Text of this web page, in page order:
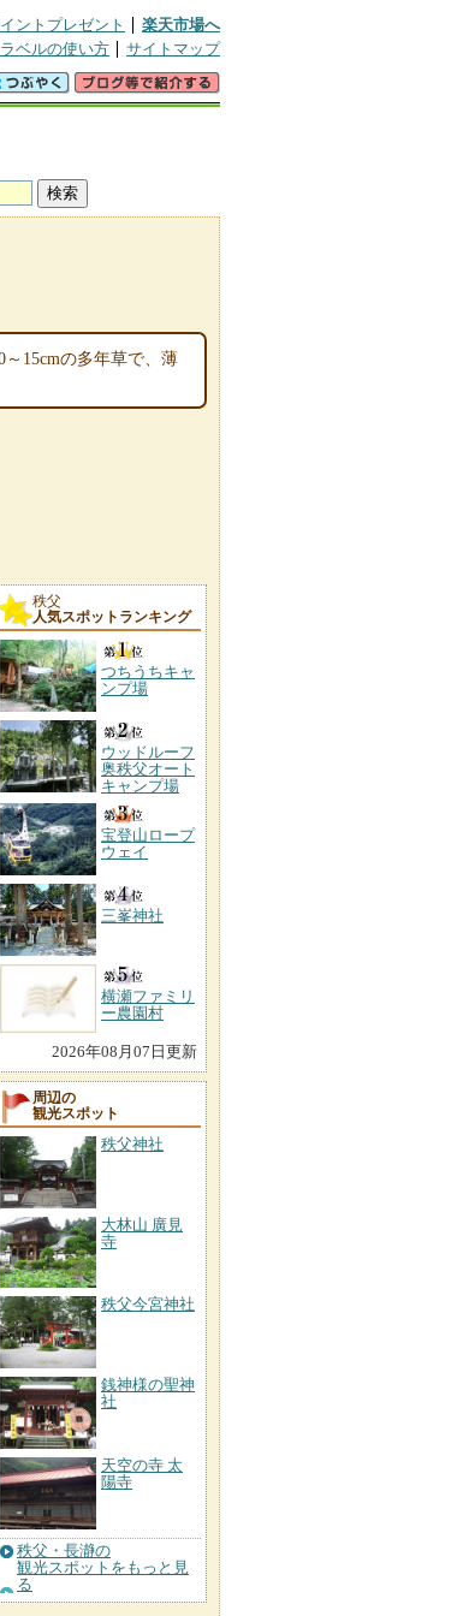
ントプレゼント
楽天市場へ
ベルの使い方 サイトマップ
15cmの多年草で、薄
秩父
人気スポットランキング
つちうちキャ
ンプ場
ウッドルーフ
奥秩父オート
キャンプ場
宝登山ロープ
ウェイ
三峯神社
横瀬ファミリ
ー農園村
2026年08月07日更新
周辺の
観光スポット
秩父神社
大林山 廣見
寺
秩父今宮神社
銭神様の聖神
社
天空の寺 太
陽寺
秩父・長瀞の
観光スポットをもっと見
る